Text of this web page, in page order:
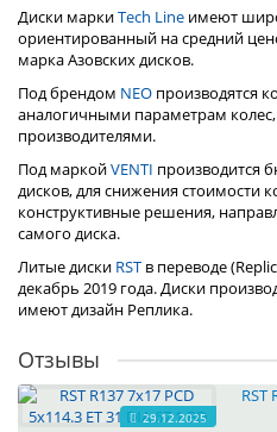
Диски маркиTech Line имеют
ориентированный на средний
марка Азовских дисков.
Под брендом NEO производятся
аналогичными параметрам
производителями.
Под маркойVENTI производится
дисков, для снижения стоимости
конструктивные решения,
самого диска.
Литые диски RST в переводе
декабрь 2019 года. Диски
имеют дизайн Реплика.
Отзывы
29.12.2025
RST